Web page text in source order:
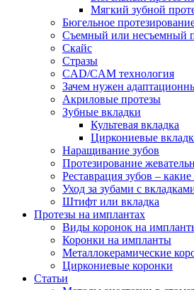
Мягкий зубной
Бюгельное
Съемный или несъемный
Скайс
Стразы
CAD/CAM технология
Зачем нужен
Акриловые протезы
Зубные вкладки
Культевая вкладка
Циркониевые
Наращивание зубов
Протезирование
Реставрация зубов –
Уход за зубами с
Штифт или вкладка
Протезы на имплантах
Виды коронок на
Коронки на импланты
Металлокерамические
Циркониевые коронки
Статьи